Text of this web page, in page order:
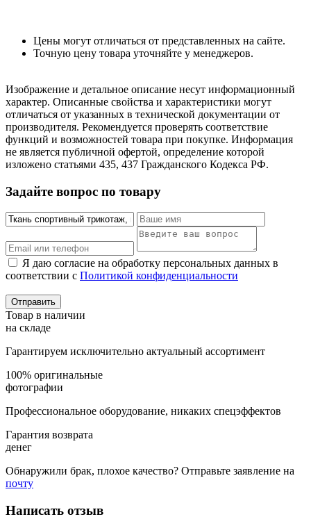
Цены могут отличаться от представленных на сайте.
Точную цену товара уточняйте у менеджеров.
Изображение и детальное описание несут информационный
характер. Описанные свойства и характеристики могут
отличаться от указанных в технической документации от
производителя. Рекомендуется проверять соответствие
функций и возможностей товара при покупке. Информация
не является публичной офертой, определение которой
изложено статьями 435, 437 Гражданского Кодекса РФ.
Задайте вопрос по товару
Я даю согласие на обработку персональных данных в
соответствии с Политикой конфиденциальности
Товар в наличии
на складе
Гарантируем исключительно актуальный ассортимент
100% оригинальные
фотографии
Профессиональное оборудование, никаких спецэффектов
Гарантия возврата
денег
Обнаружили брак, плохое качество? Отправьте заявление на
почту
Написать отзыв